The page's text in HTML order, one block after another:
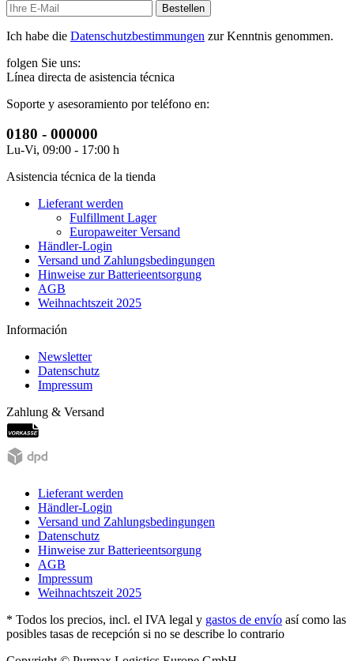
Bestellen
Ich habe die Datenschutzbestimmungen zur Kenntnis genommen.
folgen Sie uns:
Línea directa de asistencia técnica
Soporte y asesoramiento por teléfono en:
0180 - 000000
Lu-Vi, 09:00 - 17:00 h
Asistencia técnica de la tienda
Lieferant werden
Fulfillment Lager
Europaweiter Versand
Händler-Login
Versand und Zahlungsbedingungen
Hinweise zur Batterieentsorgung
AGB
Weihnachtszeit 2025
Información
Newsletter
Datenschutz
Impressum
Zahlung & Versand
Lieferant werden
Händler-Login
Versand und Zahlungsbedingungen
Datenschutz
Hinweise zur Batterieentsorgung
AGB
Impressum
Weihnachtszeit 2025
* Todos los precios, incl. el IVA legal y gastos de envío así como las
posibles tasas de recepción si no se describe lo contrario